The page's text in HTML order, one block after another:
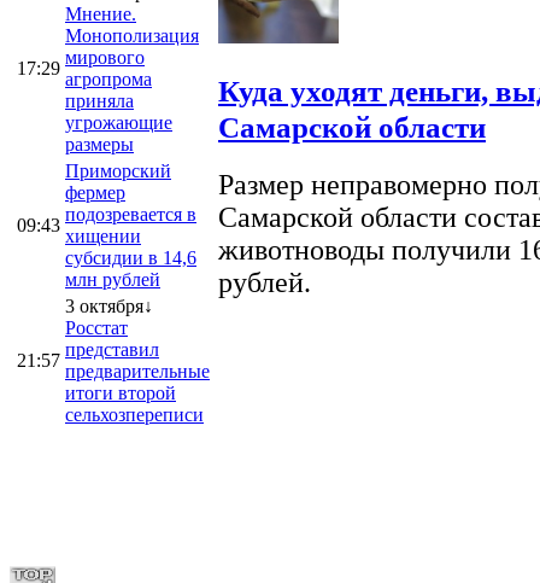
17:29
Мнение.
Монополизация
мирового
агропрома
приняла
угрожающие
размеры
09:43
Приморский
фермер
подозревается в
хищении
субсидии в 14,6
млн рублей
21:57
3 октября↓
Росстат
представил
предварительные
итоги второй
сельхозпереписи
Куда уходят деньги,
Самарской области
Размер неправомерно
Самарской области
животноводы получили
рублей.